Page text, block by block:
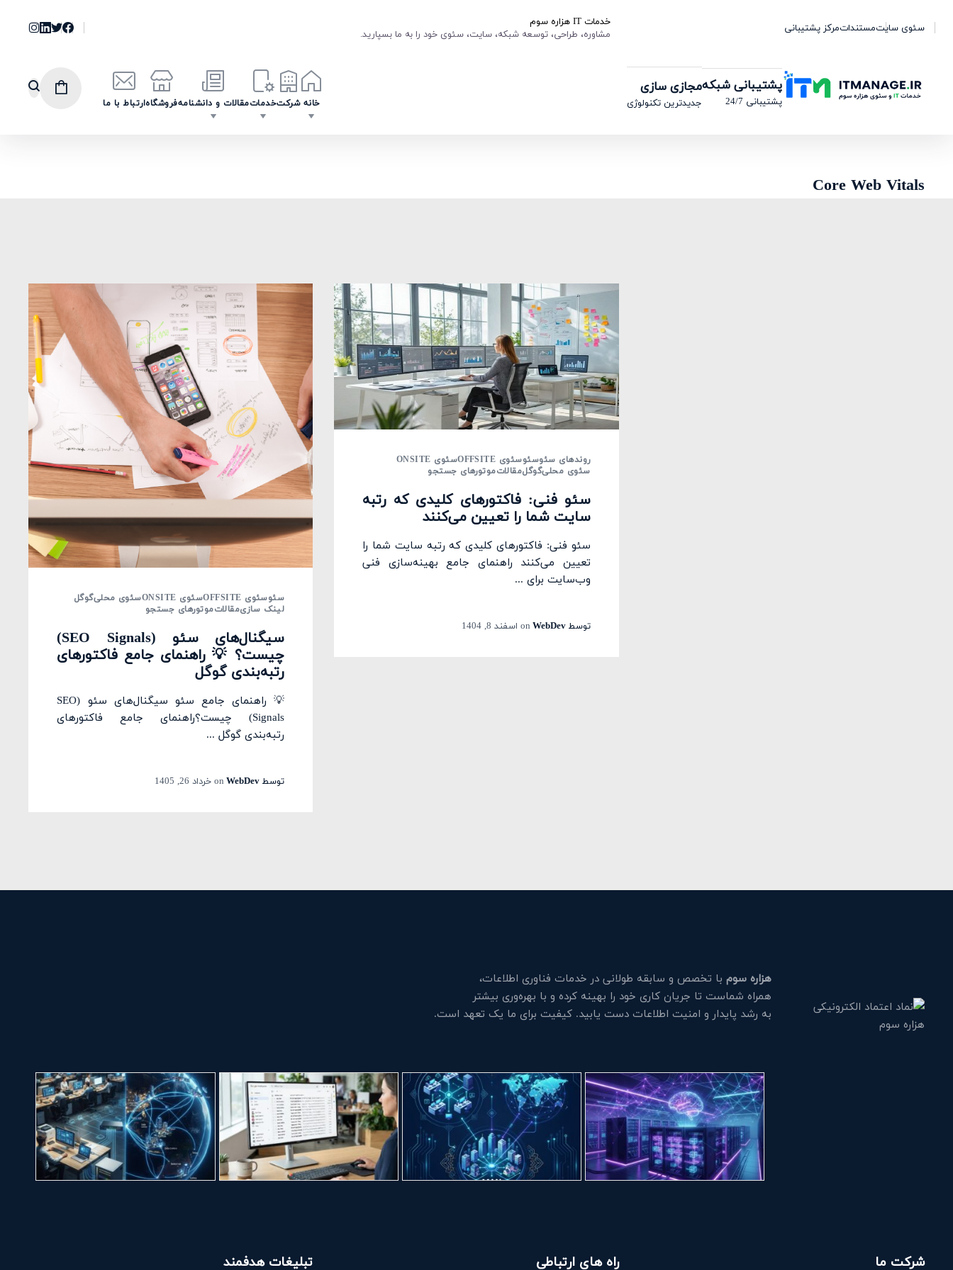
خدمات IT هزاره سوم
مشاوره، طراحی، توسعه شبکه، سایت، سئوی خود را به ما بسپارید.
سئوی سایتمستنداتمرکز پشتیبانی
خانه شرکتخدماتمقالات و دانشنامهفروشگاهارتباط با ما
پشتیبانی شبکه
پشتیبانی 24/7
مجازی سازی
جدیدترین تکنولوژی
Core Web Vitals
سئوسئوی OFFSITE سئوی ONSITE سئوی محلیگوگل
لینک سازیمقالاتموتورهای جستجو
سیگنال‌های سئو (SEO Signals)
چیست؟ 💡 راهنمای جامع فاکتورهای
رتبه‌بندی گوگل
💡 راهنمای جامع سئو سیگنال‌های سئو (SEO
Signals) چیست؟راهنمای جامع فاکتورهای
رتبه‌بندی گوگل ...
توسطWebDev
on خرداد 26, 1405
روندهای سئوسئوسئوی OFFSITE سئوی ONSITE
سئوی محلیگوگلمقالاتموتورهای جستجو
سئو فنی: فاکتورهای کلیدی که رتبه
سایت شما را تعیین می‌کنند
سئو فنی: فاکتورهای کلیدی که رتبه سایت شما را
تعیین می‌کنند راهنمای جامع بهینه‌سازی فنی
وب‌سایت برای ...
توسط WebDev
on اسفند 8, 1404
هزاره سومبا تخصص و سابقه طولانی در خدمات فناوری اطلاعات،
همراه شماست تا جریان کاری خود را بهینه کرده و با بهره‌وری بیشتر
به رشد پایدار و امنیت اطلاعات دست یابید. کیفیت برای ما یک تعهد است.
شرکت ما راه های ارتباطی تبلیغات هدفمند